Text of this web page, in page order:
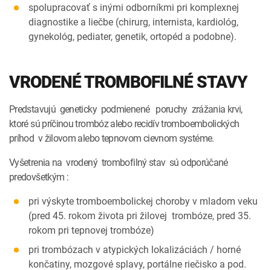
spolupracovať s inými odborníkmi pri komplexnej
diagnostike a liečbe (chirurg, internista, kardiológ,
gynekológ, pediater, genetik, ortopéd a podobne).
VRODENÉ TROMBOFILNÉ STAVY
Predstavujú geneticky podmienené poruchy zrážania krvi,
ktoré sú príčinou trombóz alebo recidív tromboembolických
príhod v žilovom alebo tepnovom cievnom systéme.
Vyšetrenia na vrodený trombofilný stav sú odporúčané
predovšetkým :
pri výskyte tromboembolickej choroby v mladom veku
(pred 45. rokom života pri žilovej trombóze, pred 35.
rokom pri tepnovej trombóze)
pri trombózach v atypických lokalizáciách / horné
končatiny, mozgové splavy, portálne riečisko a pod.